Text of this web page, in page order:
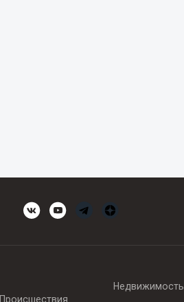
Происшествия
Недвижимость